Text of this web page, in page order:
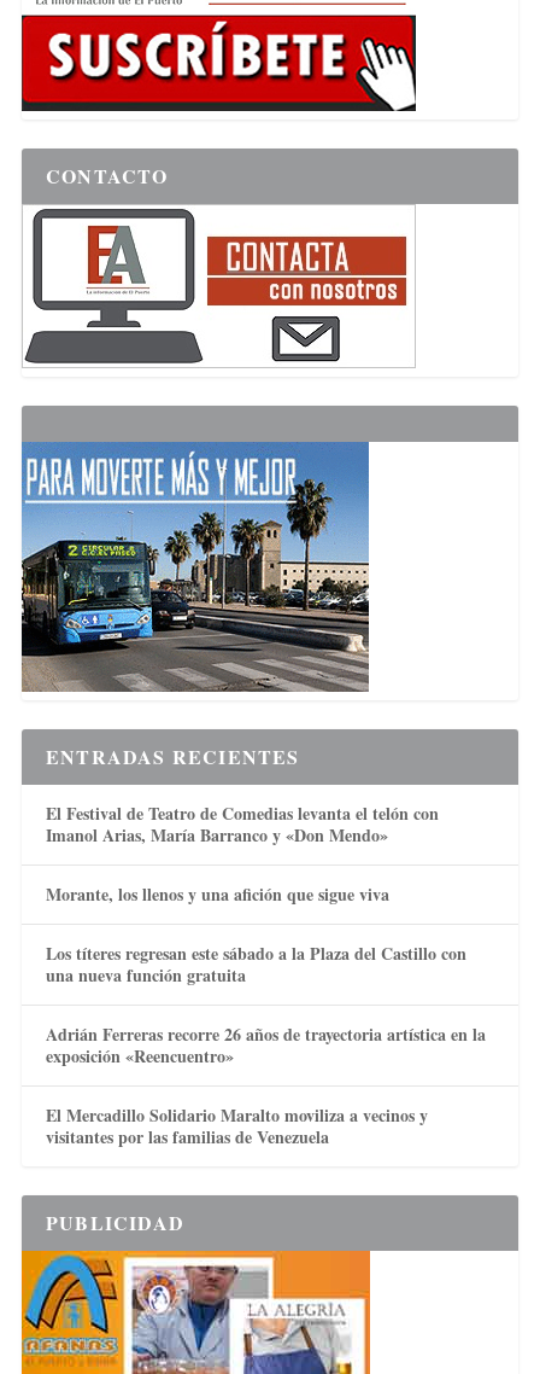
CONTACTO
ENTRADAS RECIENTES
El Festival de Teatro de Comedias levanta el telón con
Imanol Arias, María Barranco y «Don Mendo»
Morante, los llenos y una afición que sigue viva
Los títeres regresan este sábado a la Plaza del Castillo con
una nueva función gratuita
Adrián Ferreras recorre 26 años de trayectoria artística en la
exposición «Reencuentro»
El Mercadillo Solidario Maralto moviliza a vecinos y
visitantes por las familias de Venezuela
PUBLICIDAD